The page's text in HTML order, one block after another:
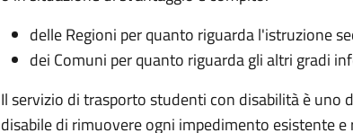
delle Regioni per quanto riguarda l'istruzione
dei Comuni per quanto riguarda gli altri gradi
Il servizio di trasporto studenti con disabilità è uno
disabile di rimuovere ogni impedimento esistente